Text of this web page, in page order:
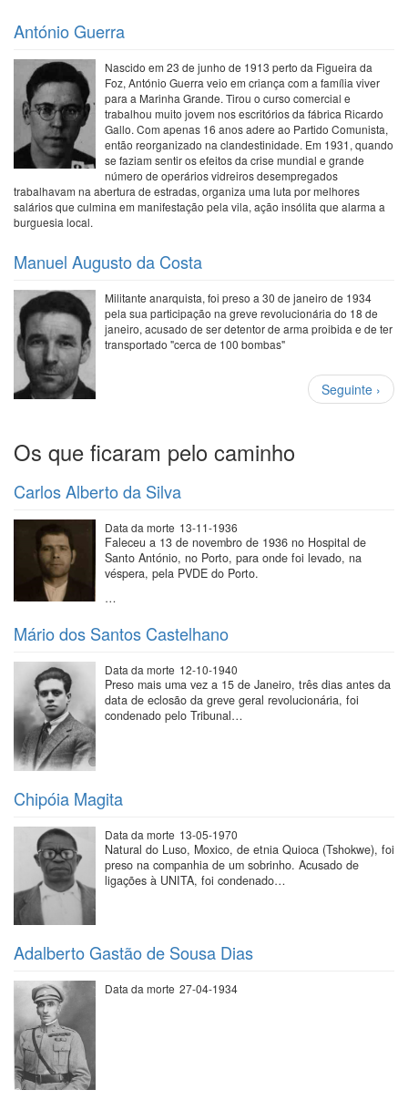
António Guerra
Nascido em 23 de junho de 1913 perto da Figueira da
Foz, António Guerra veio em criança com a família viver
para a Marinha Grande. Tirou o curso comercial e
trabalhou muito jovem nos escritórios da fábrica Ricardo
Gallo. Com apenas 16 anos adere ao Partido Comunista,
então reorganizado na clandestinidade. Em 1931, quando
se faziam sentir os efeitos da crise mundial e grande
número de operários vidreiros desempregados
trabalhavam na abertura de estradas, organiza uma luta por melhores
salários que culmina em manifestação pela vila, ação insólita que alarma a
burguesia local.
Manuel Augusto da Costa
Militante anarquista, foi preso a 30 de janeiro de 1934
pela sua participação na greve revolucionária do 18 de
janeiro, acusado de ser detentor de arma proibida e de ter
transportado "cerca de 100 bombas"
Paginação
Próxima
página
Seguinte ›
Os que ficaram pelo caminho
Carlos Alberto da Silva
Data da morte 13-11-1936
Faleceu a 13 de novembro de 1936 no Hospital de
Santo António, no Porto, para onde foi levado, na
véspera, pela PVDE do Porto.
…
Mário dos Santos Castelhano
Data da morte 12-10-1940
Preso mais uma vez a 15 de Janeiro, três dias antes da
data de eclosão da greve geral revolucionária, foi
condenado pelo Tribunal…
Chipóia Magita
Data da morte 13-05-1970
Natural do Luso, Moxico, de etnia Quioca (Tshokwe), foi
preso na companhia de um sobrinho. Acusado de
ligações à UNITA, foi condenado…
Adalberto Gastão de Sousa Dias
Data da morte 27-04-1934